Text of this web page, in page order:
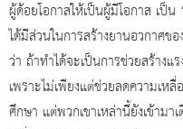
ผู้ด้อยโอกาสให้เป็นผู้มีโอกาส เป็
ได้มีส่วนในการสร้างยานอวกาศข
ว่า ถ้าทำได้จะเป็นการช่วยสร้างแ
เพราะไม่เพียงแต่ช่วยลดความเห
ศึกษา แต่พวกเขาเหล่านี้ยังเข้าม